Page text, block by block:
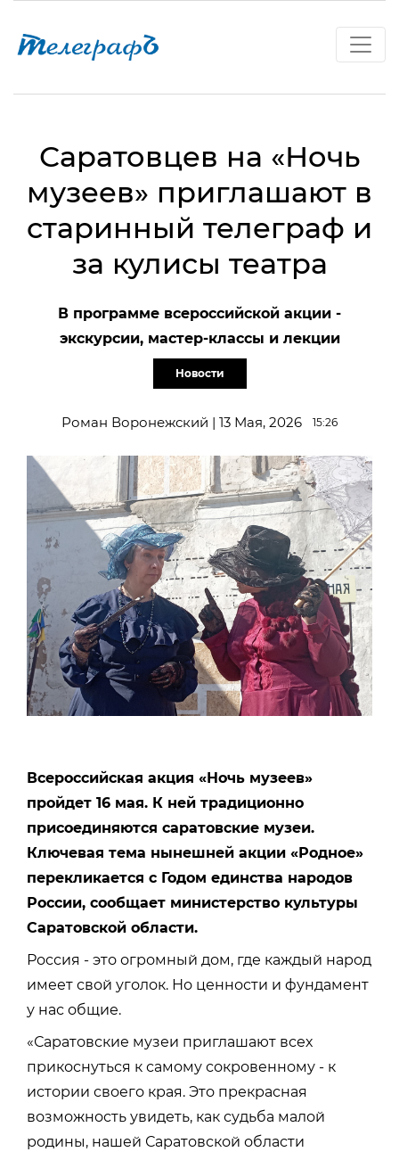
Саратовцев на «Ночь
музеев» приглашают в
старинный телеграф и
за кулисы театра
В программе всероссийской акции -
экскурсии, мастер-классы и лекции
Новости
Роман Воронежский | 13 Мая, 2026 15:26
Всероссийская акция «Ночь музеев»
пройдет 16 мая. К ней традиционно
присоединяются саратовские музеи.
Ключевая тема нынешней акции «Родное»
перекликается с Годом единства народов
России, сообщает министерство культуры
Саратовской области.
Россия - это огромный дом, где каждый народ
имеет свой уголок. Но ценности и фундамент
у нас общие.
«Саратовские музеи приглашают всех
прикоснуться к самому сокровенному - к
истории своего края. Это прекрасная
возможность увидеть, как судьба малой
родины, нашей Саратовской области